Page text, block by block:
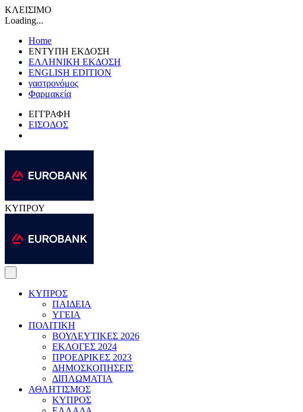
ΚΛΕΙΣΙΜΟ
Loading...
Home
ΕΝΤΥΠΗ ΕΚΔΟΣΗ
ΕΛΛΗΝΙΚΗ ΕΚΔΟΣΗ
ENGLISH EDITION
γαστρονόμος
Φαρμακεία
ΕΓΓΡΑΦΗ
ΕΙΣΟΔΟΣ
ΚΥΠΡΟΥ
ΚΥΠΡΟΣ
ΠΑΙΔΕΙΑ
ΥΓΕΙΑ
ΠΟΛΙΤΙΚΗ
ΒΟΥΛΕΥΤΙΚΕΣ 2026
ΕΚΛΟΓΕΣ 2024
ΠΡΟΕΔΡΙΚΕΣ 2023
ΔΗΜΟΣΚΟΠΗΣΕΙΣ
ΔΙΠΛΩΜΑΤΙΑ
ΑΘΛΗΤΙΣΜΟΣ
ΚΥΠΡΟΣ